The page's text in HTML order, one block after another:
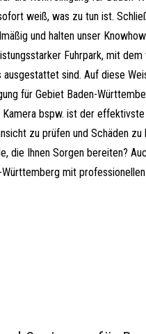
weiß, was zu tun ist.
und halten unser
Fuhrpark, mit
sind. Auf diese
für Gebiet Baden-
bspw. ist der effektivste
zu prüfen und Schäden zu
die Ihnen Sorgen bereiten?
mit